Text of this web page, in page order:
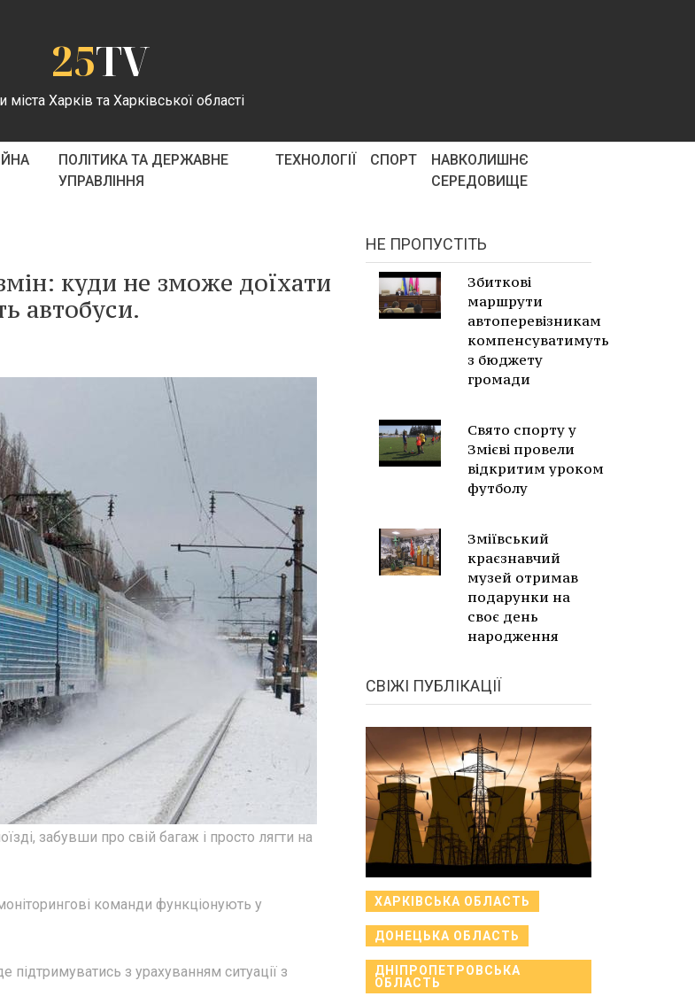
25TV
міста Харків та Харківської області
ПОЛІТИКА ТА ДЕРЖАВНЕ
УПРАВЛІННЯ
ТЕХНОЛОГІЇ СПОРТ
НАВКОЛИШНЄ
СЕРЕДОВИЩЕ
куди не зможе доїхати
автобуси.
забувши про свій багаж і просто лягти на
команди функціонують у
підтримуватись з урахуванням ситуації з
НЕ ПРОПУСТІТЬ
Збиткові
маршрути
автоперевізникам
компенсуватимуть
з бюджету
громади
Свято спорту у
Змієві провели
відкритим уроком
футболу
Зміївський
краєзнавчий
музей отримав
подарунки на
своє день
народження
СВІЖІ ПУБЛІКАЦІЇ
ХАРКІВСЬКА ОБЛАСТЬ
ДОНЕЦЬКА ОБЛАСТЬ
ДНІПРОПЕТРОВСЬКА
ОБЛАСТЬ